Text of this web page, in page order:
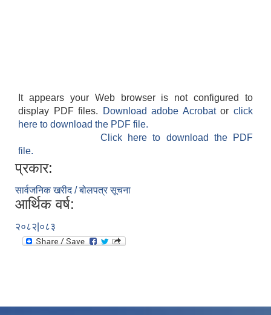
It appears your Web browser is not configured to
display PDF files.
Download adobe Acrobatorclick
here to download the PDF file.
Click here to download the PDF
file.
प्रकार:
सार्वजनिक खरीद / बोलपत्र सूचना
आर्थिक वर्ष:
२०८२|०८३